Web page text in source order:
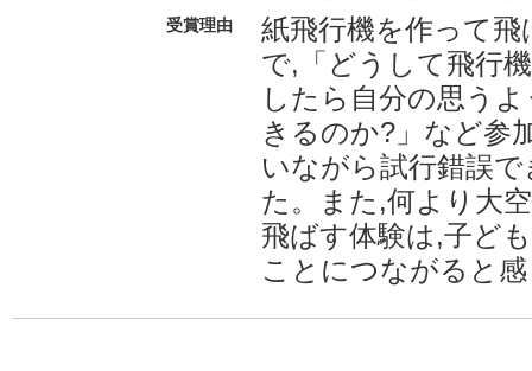
受賞理由
紙飛行機を作って
で,「どうして飛行
したら自分の思う
きるのか?」など参
いながら試行錯誤
た。また,何より大
飛ばす体験は,子ど
ことにつながると